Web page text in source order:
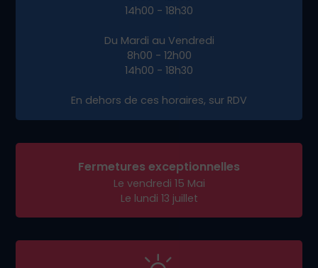
14h00 - 18h30
Du Mardi au Vendredi
8h00 - 12h00
14h00 - 18h30
En dehors de ces horaires, sur RDV
Fermetures exceptionnelles
Le vendredi 15 Mai
Le lundi 13 juillet